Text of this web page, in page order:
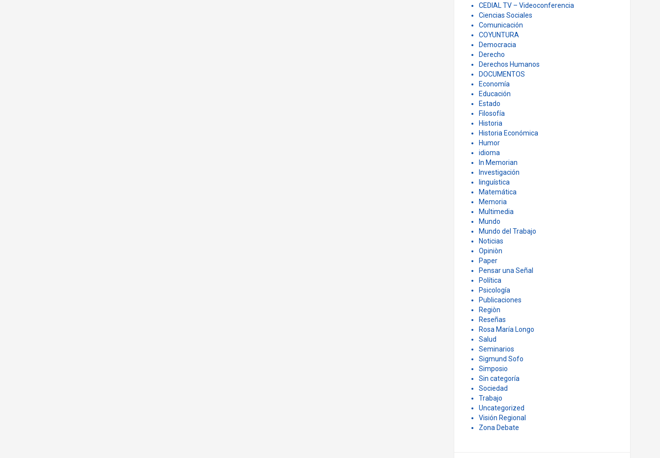
CEDIAL TV – Videoconferencia
Ciencias Sociales
Comunicación
COYUNTURA
Democracia
Derecho
Derechos Humanos
DOCUMENTOS
Economía
Educación
Estado
Filosofía
Historia
Historia Económica
Humor
idioma
In Memorian
Investigación
linguística
Matemática
Memoria
Multimedia
Mundo
Mundo del Trabajo
Noticias
Opiniòn
Paper
Pensar una Señal
Política
Psicología
Publicaciones
Regiòn
Reseñas
Rosa María Longo
Salud
Seminarios
Sigmund Sofo
Simposio
Sin categoría
Sociedad
Trabajo
Uncategorized
Visión Regional
Zona Debate